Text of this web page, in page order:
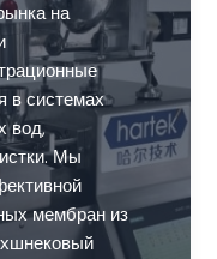
на
в системах
вод,
Мы
мембран из